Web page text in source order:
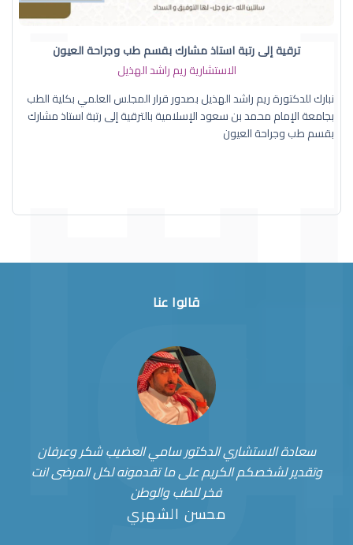
ترقية إلى رتبة استاذ مشارك بقسم طب وجراحة العيون
الاستشارية ريم راشد الهذيل
نبارك للدكتورة ريم راشد الهذيل بصدور قرار المجلس العلمي بكلية الطب
بجامعة الإمام محمد بن سعود الإسلامية بالترقية إلى رتبة استاذ مشارك
بقسم طب وجراحة العيون
قالوا عنا
سعادة الاستشاري الدكتور سامي العضيب شكر وعرفان
وتقدير لشخصكم الكريم على ما تقدمونه لكل المرضى انت
فخر للطب والوطن
محسن الشهري